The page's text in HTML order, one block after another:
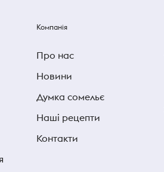
Компанія
Про нас
Новини
Думка сомельє
Наші рецепти
Контакти